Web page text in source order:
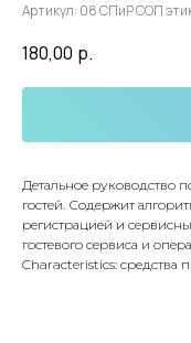
Артикул: 08 СПиР СОП
180,00 р.
Детальное руководство
гостей. Содержит
регистрацией и
гостевого сервиса и
Characteristics: